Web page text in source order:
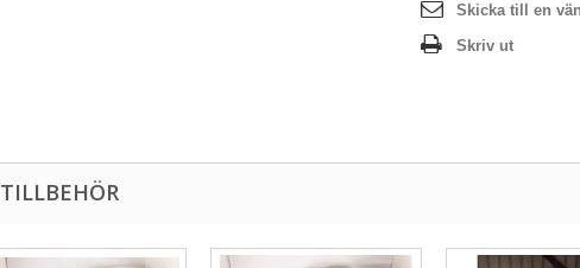
Skicka till en
Skriv ut
TILLBEHÖR